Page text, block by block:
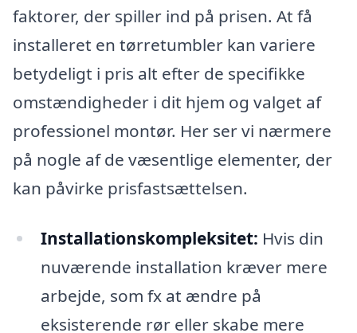
faktorer, der spiller ind på prisen. At få
installeret en tørretumbler kan variere
betydeligt i pris alt efter de specifikke
omstændigheder i dit hjem og valget af
professionel montør. Her ser vi nærmere
på nogle af de væsentlige elementer, der
kan påvirke prisfastsættelsen.
Installationskompleksitet: Hvis din
nuværende installation kræver mere
arbejde, som fx at ændre på
eksisterende rør eller skabe mere